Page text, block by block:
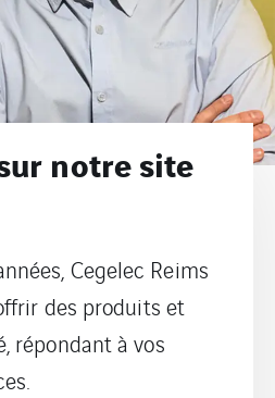
notre site
Cegelec Reims
des produits et
répondant à vos